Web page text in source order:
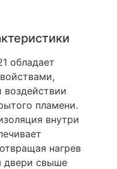
обладает
воздействии
пламени.
внутри
нагрев
двери свыше